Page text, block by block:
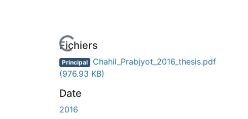
de chargement...Fichiers
Principal Chahil_Prabjyot_2016_thesis.pdf
(976.93 KB)
Date
2016